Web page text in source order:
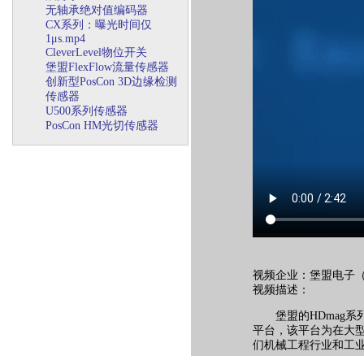
无轴承绝对值编码器
CX系列：曝光时间仅
1μs.mp4
CleverLevel物位开关
堡盟FlexFlow流量传感器
创新型PosCon 3D边缘检测
传感器
U500系列传感器
PosCon HM光切传感器
视频企业：堡盟电子
视频描述：
堡盟的HDmag系
平台，该平台为在大
们机械工程行业和工